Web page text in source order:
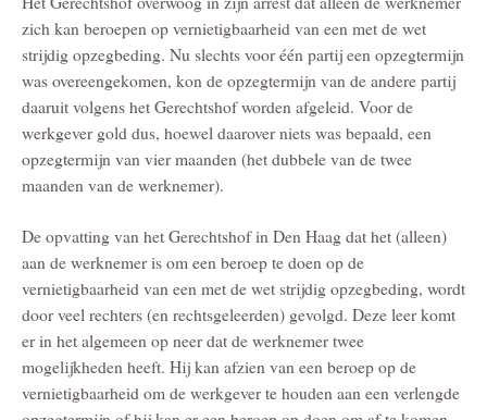
zich kan beroepen op vernietigbaarheid van een met de wet
strijdig opzegbeding. Nu slechts voor één partij een opzegtermijn
was overeengekomen, kon de opzegtermijn van de andere partij
daaruit volgens het Gerechtshof worden afgeleid. Voor de
werkgever gold dus, hoewel daarover niets was bepaald, een
opzegtermijn van vier maanden (het dubbele van de twee
maanden van de werknemer).
De opvatting van het Gerechtshof in Den Haag dat het (alleen)
aan de werknemer is om een beroep te doen op de
vernietigbaarheid van een met de wet strijdig opzegbeding, wordt
door veel rechters (en rechtsgeleerden) gevolgd. Deze leer komt
er in het algemeen op neer dat de werknemer twee
mogelijkheden heeft. Hij kan afzien van een beroep op de
vernietigbaarheid om de werkgever te houden aan een verlengde